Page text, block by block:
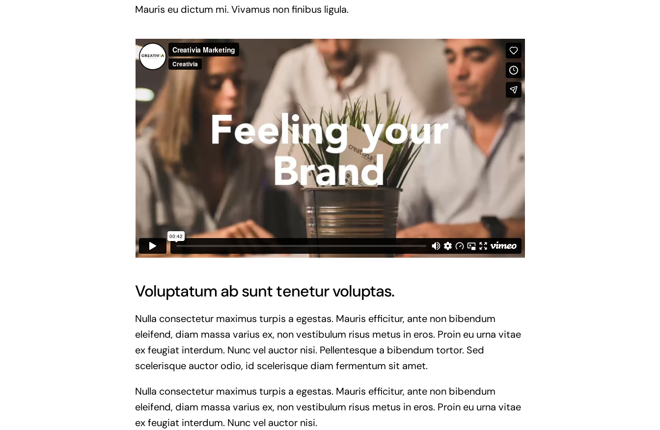
Mauris eu dictum mi. Vivamus non finibus ligula.
Voluptatum ab sunt tenetur voluptas.
Nulla consectetur maximus turpis a egestas. Mauris efficitur, ante non bibendum
eleifend, diam massa varius ex, non vestibulum risus metus in eros. Proin eu urna vitae
ex feugiat interdum. Nunc vel auctor nisi. Pellentesque a bibendum tortor. Sed
scelerisque auctor odio, id scelerisque diam fermentum sit amet.
Nulla consectetur maximus turpis a egestas. Mauris efficitur, ante non bibendum
eleifend, diam massa varius ex, non vestibulum risus metus in eros. Proin eu urna vitae
ex feugiat interdum. Nunc vel auctor nisi.